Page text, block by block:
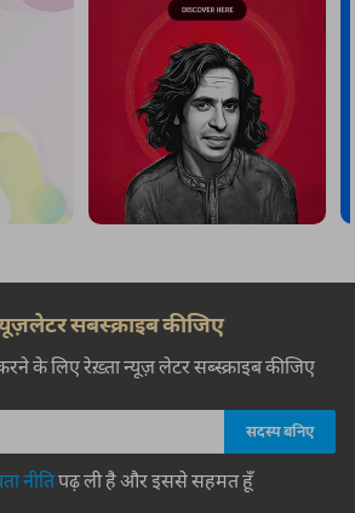
सबस्क्राइब कीजिए
करने के लिए रेख़्ता न्यूज़ लेटर सब्स्क्राइब कीजिए
नीतिपढ़ ली है और इससे सहमत हूँ